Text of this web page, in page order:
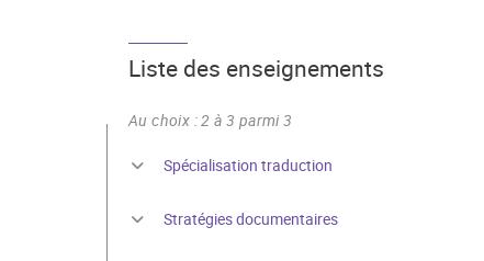
Liste des enseignements
Au choix : 2 à 3 parmi 3
Spécialisation traduction
Stratégies documentaires